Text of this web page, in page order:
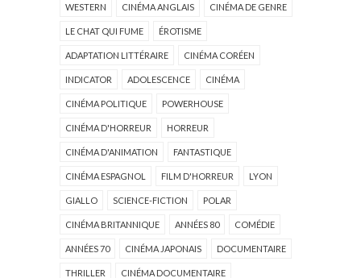
WESTERN CINÉMA ANGLAIS CINÉMA DE GENRE
LE CHAT QUI FUME ÉROTISME
ADAPTATION LITTÉRAIRE CINÉMA CORÉEN
INDICATOR ADOLESCENCE CINÉMA
CINÉMA POLITIQUE POWERHOUSE
CINÉMA D'HORREUR HORREUR
CINÉMA D'ANIMATION FANTASTIQUE
CINÉMA ESPAGNOL FILM D'HORREUR LYON
GIALLO SCIENCE-FICTION POLAR
CINÉMA BRITANNIQUE ANNÉES 80 COMÉDIE
ANNÉES 70 CINÉMA JAPONAIS DOCUMENTAIRE
THRILLER CINÉMA DOCUMENTAIRE